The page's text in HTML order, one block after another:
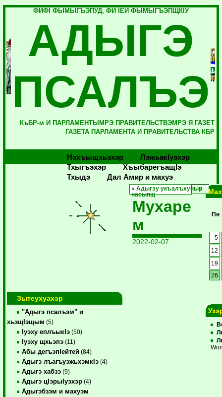
ФИФI ФЫМЫГЪЭПУД, ФИ IЕЙ ФЫМЫГЪЭПЩКIУ
АДЫГЭ
ПСАЛЪЭ
КъБР-м И ПАРЛАМЕНТЫМРЭ ПРАВИТЕЛЬСТВЭМРЭ Я ГАЗЕТ
ГАЗЕТА ПАРЛАМЕНТА И ПРАВИТЕЛЬСТВА КБР
Нэхъыщхьэхэр
Лэжьакlуэхэр
Тхыгъэхэр
Хъыбарегъащlэ
Тхыдэ
Дал Амир и махуэ
Зытеухуахэр
"Адыгэ псалъэм" и
хьэщIэщым (5)
Iуэху еплъыкIэ (50)
Iуэху щхьэпэ (11)
Абы дегъэпIейтей (84)
Адыгэ лъагъуэжьхэмкIэ (4)
Адыгэ хабзэ (9)
Адыгэ цIэрыIуэхэр (4)
Адыгэбзэм и махуэм
«Адыгэу укъалъхуныр
насыпщ
Мухаре
м
2022-02-07
Пн
5
12
19
26